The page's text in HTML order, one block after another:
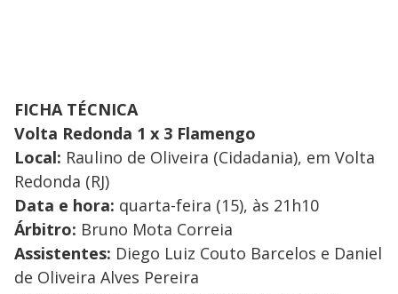
FICHA TÉCNICA
Volta Redonda 1 x 3 Flamengo
Local: Raulino de Oliveira (Cidadania), em Volta
Redonda (RJ)
Data e hora: quarta-feira (15), às 21h10
Árbitro: Bruno Mota Correia
Assistentes: Diego Luiz Couto Barcelos e Daniel
de Oliveira Alves Pereira